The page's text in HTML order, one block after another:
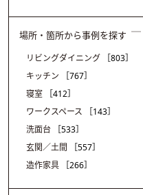
場所・箇所から事例を探す
リビングダイニング
［803］
キッチン
［767］
寝室
［412］
ワークスペース
［143］
洗面台
［533］
玄関／土間
［557］
造作家具
［266］